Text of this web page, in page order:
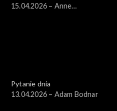
15.04.2026 – Anne
Pytanie dnia
13.04.2026 – Adam Bodnar